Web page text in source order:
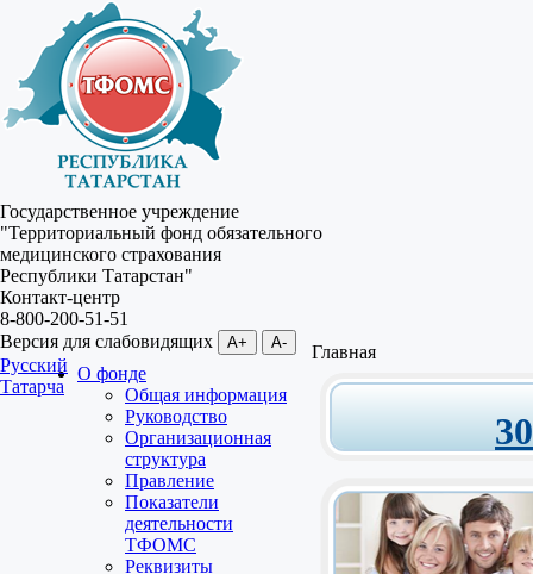
Государственное учреждение
"Территориальный фонд обязательного
медицинского страхования
Республики Татарстан"
Контакт-центр
8-800-200-51-51
Версия для слабовидящих
A+ A-
Русский
Татарча
О фонде
Общая информация
Руководство
Организационная
структура
Правление
Показатели
деятельности
ТФОМС
Реквизиты
Главная